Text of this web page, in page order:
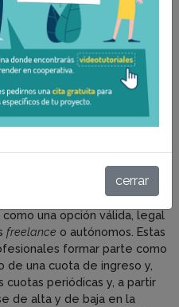
a diario a las oficinas de
posibilidades de las
Son personas que
de muy diverso tipo, pero
unos niveles suficientes
de alta como autónomos
y, en consecuencia,
cotizar.
de facturación’ constituyen
al calor de la crisis
cierto crecimiento,
una opción válida, legal
freelance o autónomos. Estas
formar parte como
de una cuota de ingreso y,
cuotas periódicas y, a partir
de alta y de baja en la
cerrar